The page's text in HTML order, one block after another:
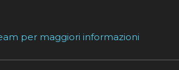
per maggiori informazioni